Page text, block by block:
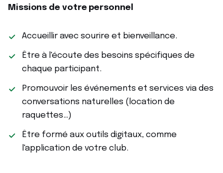
Missions de votre personnel
Accueillir avec sourire et bienveillance.
Être à l'écoute des besoins spécifiques de
chaque participant.
Promouvoir les événements et services via des
conversations naturelles (location de
raquettes…)
Être formé aux outils digitaux, comme
l'application de votre club.